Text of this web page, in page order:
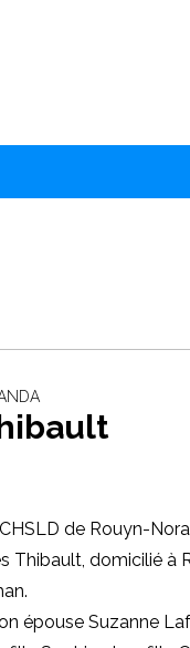
de Rouyn-
Thibault, domicilié à
épouse Suzanne